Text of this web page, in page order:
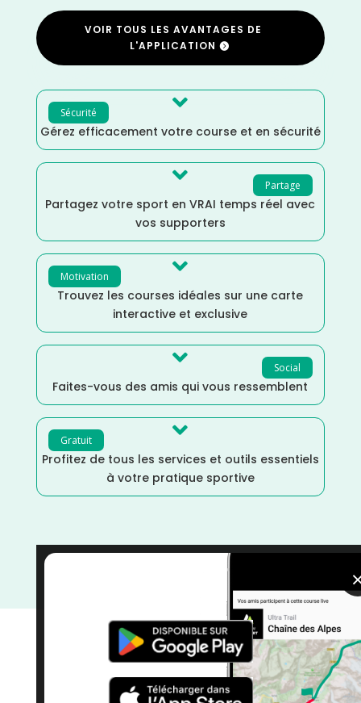
VOIR TOUS LES AVANTAGES DE
L'APPLICATION
Sécurité 
Gérez efficacement votre course et en sécurité
Partage

Partagez votre sport en VRAI temps réel avec
vos supporters
Motivation 
Trouvez les courses idéales sur une carte
interactive et exclusive
Social

Faites-vous des amis qui vous ressemblent
Gratuit 
Profitez de tous les services et outils essentiels
à votre pratique sportive
Bretagne